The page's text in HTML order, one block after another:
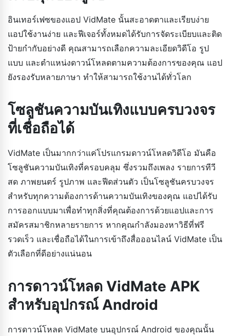
อินเทอร์เฟซของแอป VidMate นั้นสะอาดตาและเรียบง่าย
แอปใช้งานง่าย และฟีเจอร์ทั้งหมดได้รับการจัดระเบียบและติด
ป้ายกำกับอย่างดี คุณสามารถเลือกความละเอียดวิดีโอ รูป
แบบ และตำแหน่งดาวน์โหลดตามความต้องการของคุณ แอป
ยังรองรับหลายภาษา ทำให้สามารถใช้งานได้ทั่วโลก
โซลูชันความบันเทิงแบบครบวงจร
ที่เชื่อถือได้
VidMate เป็นมากกว่าแค่โปรแกรมดาวน์โหลดวิดีโอ มันคือ
โซลูชันความบันเทิงที่ครอบคลุม ซึ่งรวมถึงเพลง รายการทีวี
สด ภาพยนตร์ รูปภาพ และฟีดส่วนตัว เป็นโซลูชันครบวงจร
สำหรับทุกความต้องการด้านความบันเทิงของคุณ แอปได้รับ
การออกแบบมาเพื่อทำทุกสิ่งที่คุณต้องการด้วยแอปและการ
สมัครสมาชิกหลายรายการ หากคุณกำลังมองหาวิธีที่ฟรี
รวดเร็ว และเชื่อถือได้ในการเข้าถึงสื่อออนไลน์ VidMate เป็น
ตัวเลือกที่ดีอย่างแน่นอน
การดาวน์โหลด VidMate APK
สำหรับอุปกรณ์ Android
การดาวน์โหลด VidMate บนอุปกรณ์ Android ของคุณนั้น